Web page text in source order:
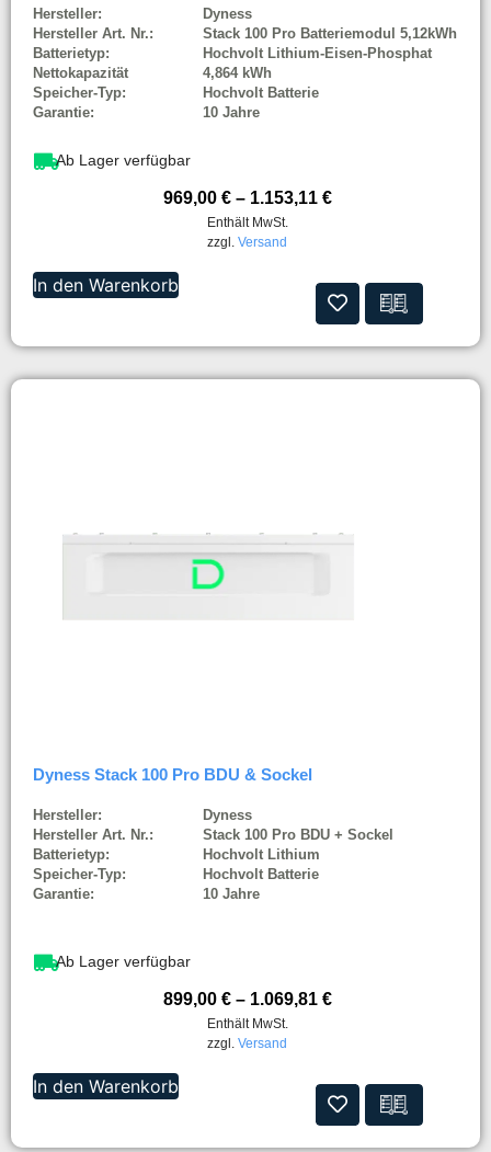
Hersteller:
Dyness
Hersteller Art. Nr.:
Stack 100 Pro Batteriemodul 5,12kWh
Batterietyp:
Hochvolt Lithium-Eisen-Phosphat
Nettokapazität
4,864 kWh
Speicher-Typ:
Hochvolt Batterie
Garantie:
10 Jahre
Ab Lager verfügbar
969,00 € – 1.153,11 €
Enthält MwSt.
zzgl. Versand
In den Warenkorb
Dyness Stack 100 Pro BDU & Sockel
Hersteller:
Dyness
Hersteller Art. Nr.:
Stack 100 Pro BDU + Sockel
Batterietyp:
Hochvolt Lithium
Speicher-Typ:
Hochvolt Batterie
Garantie:
10 Jahre
Ab Lager verfügbar
899,00 € – 1.069,81 €
Enthält MwSt.
zzgl. Versand
In den Warenkorb